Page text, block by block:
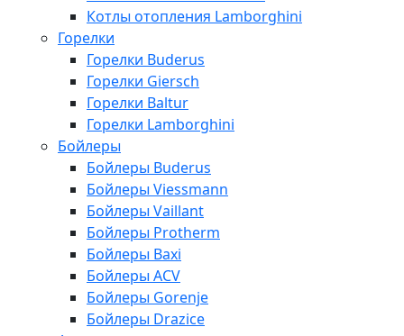
Котлы отопления Lamborghini
Горелки
Горелки Buderus
Горелки Giersch
Горелки Baltur
Горелки Lamborghini
Бойлеры
Бойлеры Buderus
Бойлеры Viessmann
Бойлеры Vaillant
Бойлеры Protherm
Бойлеры Baxi
Бойлеры ACV
Бойлеры Gorenje
Бойлеры Drazice